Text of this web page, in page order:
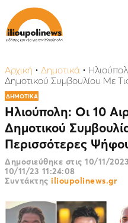
Αρχική • Δημοτικά •
Δημοτικού Συμβουλίου Με
ΔΗΜΟΤΙΚΑ
Ηλιούπολη: Οι 10
Δημοτικού
Περισσότερες
Δημοσιεύθηκε στις 10/11/2023
10/11/23 11:24:08
Συντάκτης ilioupolinews.gr